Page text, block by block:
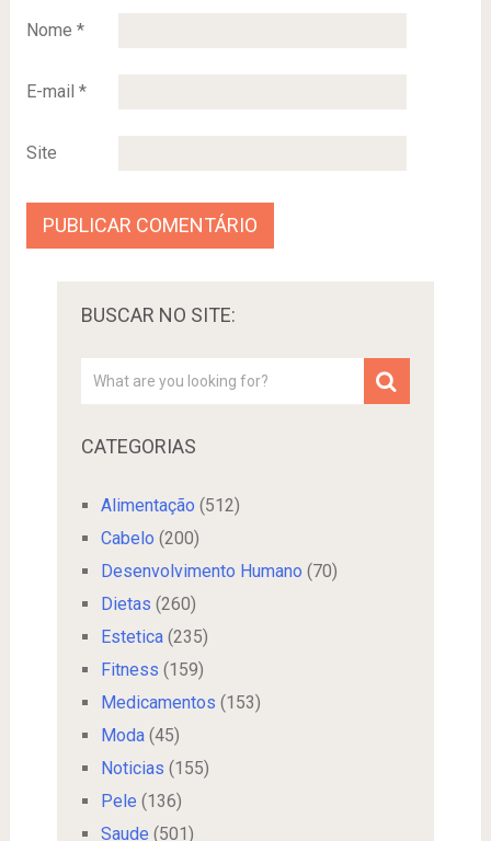
Nome *
E-mail *
Site
BUSCAR NO SITE:
CATEGORIAS
Alimentação (512)
Cabelo (200)
Desenvolvimento Humano (70)
Dietas (260)
Estetica(235)
Fitness (159)
Medicamentos (153)
Moda(45)
Noticias (155)
Pele (136)
Saude (501)